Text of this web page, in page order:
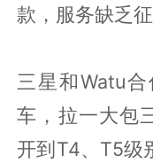
款，服务缺乏
三星和Watu
车，拉一大包
开到T4、T5级